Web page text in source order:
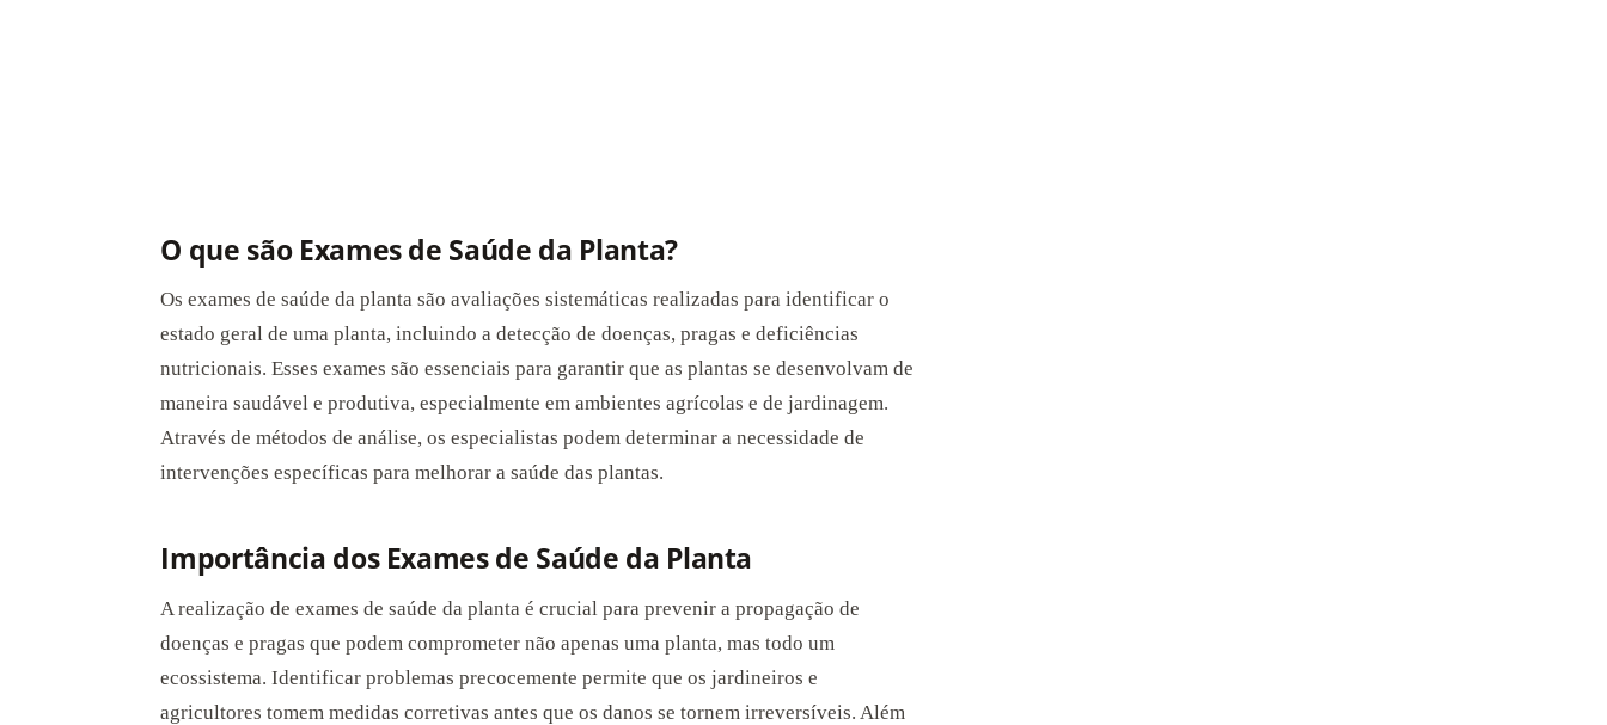
O que são Exames de Saúde da Planta?
Os exames de saúde da planta são avaliações sistemáticas realizadas para identificar o
estado geral de uma planta, incluindo a detecção de doenças, pragas e deficiências
nutricionais. Esses exames são essenciais para garantir que as plantas se desenvolvam de
maneira saudável e produtiva, especialmente em ambientes agrícolas e de jardinagem.
Através de métodos de análise, os especialistas podem determinar a necessidade de
intervenções específicas para melhorar a saúde das plantas.
Importância dos Exames de Saúde da Planta
A realização de exames de saúde da planta é crucial para prevenir a propagação de
doenças e pragas que podem comprometer não apenas uma planta, mas todo um
ecossistema. Identificar problemas precocemente permite que os jardineiros e
agricultores tomem medidas corretivas antes que os danos se tornem irreversíveis. Além